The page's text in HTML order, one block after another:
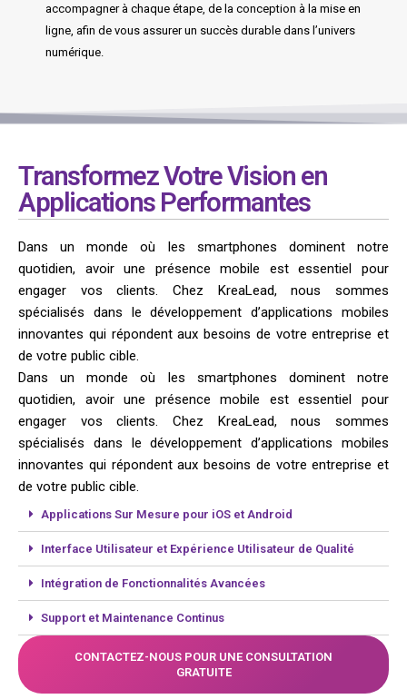
accompagner à chaque étape, de la conception à la mise en
ligne, afin de vous assurer un succès durable dans l’univers
numérique.
Transformez Votre Vision en
Applications Performantes
Dans un monde où les smartphones dominent notre
quotidien, avoir une présence mobile est essentiel pour
engager vos clients. Chez KreaLead, nous sommes
spécialisés dans le développement d’applications mobiles
innovantes qui répondent aux besoins de votre entreprise et
de votre public cible.
Dans un monde où les smartphones dominent notre
quotidien, avoir une présence mobile est essentiel pour
engager vos clients. Chez KreaLead, nous sommes
spécialisés dans le développement d’applications mobiles
innovantes qui répondent aux besoins de votre entreprise et
de votre public cible.
Applications Sur Mesure pour iOS et Android
Interface Utilisateur et Expérience Utilisateur de Qualité
Intégration de Fonctionnalités Avancées
Support et Maintenance Continus
CONTACTEZ-NOUS POUR UNE CONSULTATION
GRATUITE